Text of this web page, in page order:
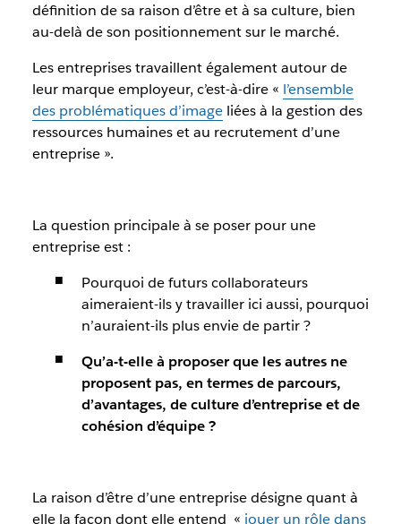
définition de sa raison d’être et à sa culture, bien
au-delà de son positionnement sur le marché.
Les entreprises travaillent également autour de
leur marque employeur, c’est-à-dire « l’ensemble
des problématiques d’image liées à la gestion des
ressources humaines et au recrutement d’une
entreprise ».
La question principale à se poser pour une
entreprise est :
Pourquoi de futurs collaborateurs
aimeraient-ils y travailler ici aussi, pourquoi
n’auraient-ils plus envie de partir ?
Qu’a-t-elle à proposer que les autres ne
proposent pas, en termes de parcours,
d’avantages, decultured’entrepriseet de
cohésion d’équipe?
La raison d’être d’une entreprise désigne quant à
elle la façon dont elle entend « jouer un rôle dans